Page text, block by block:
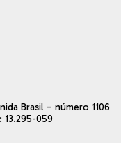
Brasil – número 1106
13.295-059